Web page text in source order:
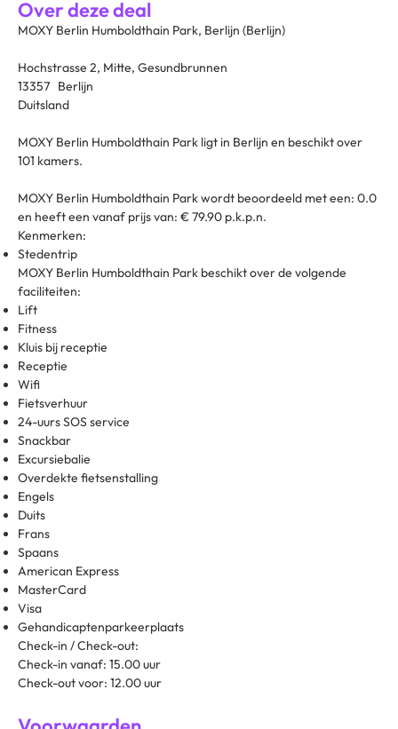
Over deze deal
MOXY Berlin Humboldthain Park, Berlijn (Berlijn)
Hochstrasse 2, Mitte, Gesundbrunnen
13357 Berlijn
Duitsland
MOXY Berlin Humboldthain Park ligt in Berlijn en beschikt over
101 kamers.
MOXY Berlin Humboldthain Park wordt beoordeeld met een: 0.0
en heeft een vanaf prijs van: € 79.90 p.k.p.n.
Kenmerken:
Stedentrip
MOXY Berlin Humboldthain Park beschikt over de volgende
faciliteiten:
Lift
Fitness
Kluis bij receptie
Receptie
Wifi
Fietsverhuur
24-uurs SOS service
Snackbar
Excursiebalie
Overdekte fietsenstalling
Engels
Duits
Frans
Spaans
American Express
MasterCard
Visa
Gehandicaptenparkeerplaats
Check-in / Check-out:
Check-in vanaf: 15.00 uur
Check-out voor: 12.00 uur